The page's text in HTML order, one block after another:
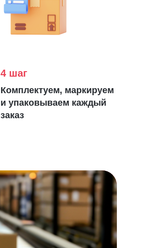
Комплектуем, маркируем
и упаковываем каждый
заказ
4 шаг